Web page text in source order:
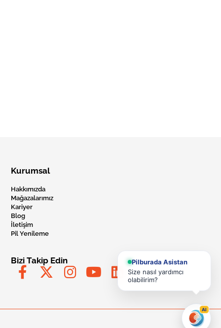
Kurumsal
Hakkımızda
Mağazalarımız
Kariyer
Blog
İletişim
Pil Yenileme
Bizi Takip Edin
Pilburada Asistan
Size nasıl yardımcı
olabilirim?
AI